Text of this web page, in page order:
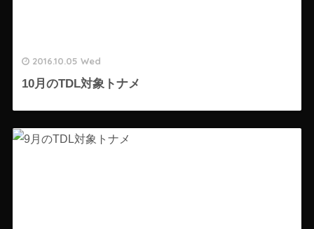
2016.10.05 Wed
10月のTDL対象トナメ